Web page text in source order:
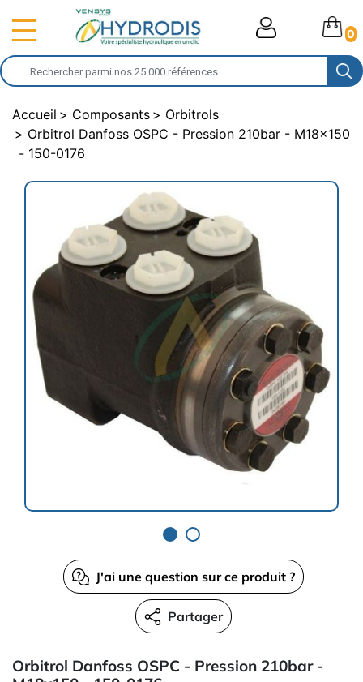
0
Accueil Composants
Orbitrols
Orbitrol Danfoss OSPC - Pression 210bar - M18x150
- 150-0176
J'ai une question sur ce produit ?
Partager
Orbitrol Danfoss OSPC - Pression 210bar -